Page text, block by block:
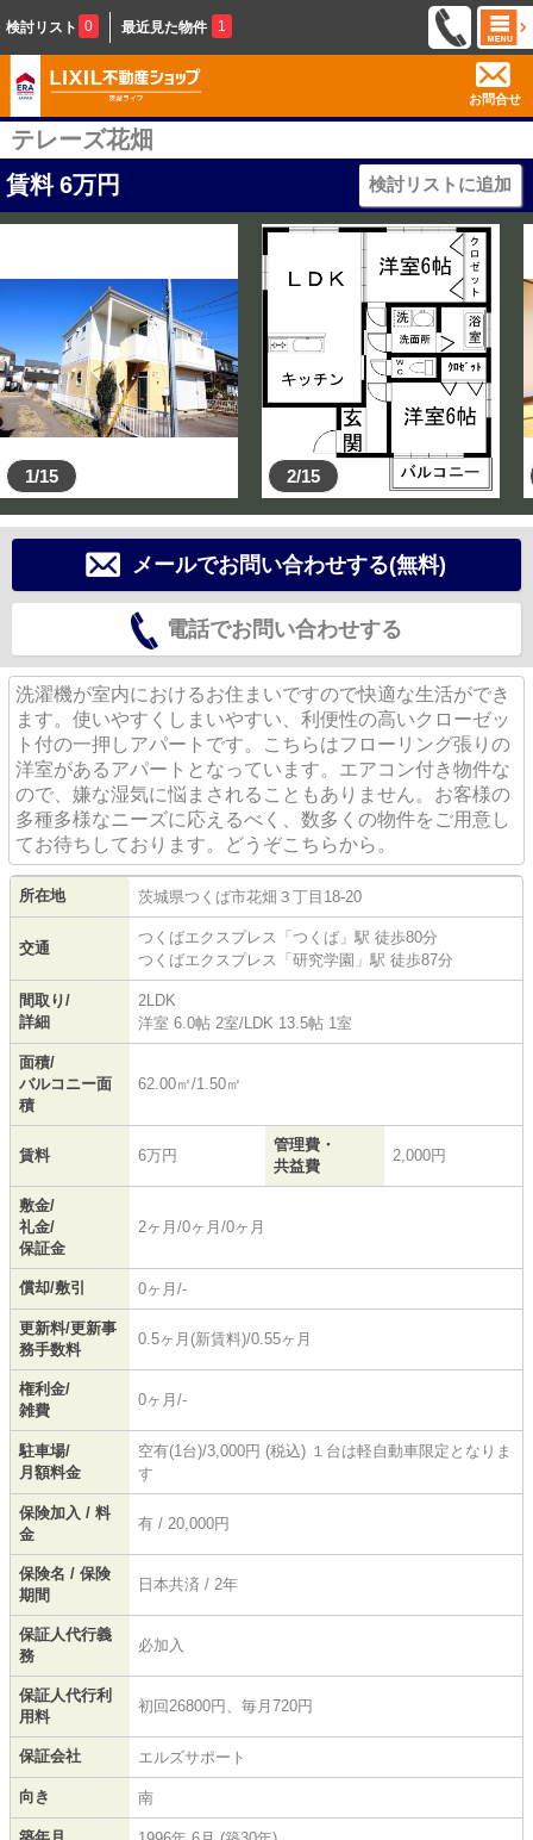
検討リスト 0 最近見た物件 1
お問合せ
テレーズ花畑
賃料 6万円 検討リストに追加
1/15 2/15
メールでお問い合わせする(無料)
電話でお問い合わせする
洗濯機が室内におけるお住まいですので快適な生活ができ
ます。使いやすくしまいやすい、利便性の高いクローゼッ
ト付の一押しアパートです。こちらはフローリング張りの
洋室があるアパートとなっています。エアコン付き物件な
ので、嫌な湿気に悩まされることもありません。お客様の
多種多様なニーズに応えるべく、数多くの物件をご用意し
てお待ちしております。どうぞこちらから。
所在地 茨城県つくば市花畑 ３丁目18-20
交通
つくばエクスプレス 「 つくば 」駅 徒歩80分
つくばエクスプレス 「 研究学園 」駅 徒歩87分
間取り/
詳細
2LDK
洋室 6.0帖 2室/LDK 13.5帖 1室
面積/
バルコニー面
積
62.00㎡/1.50㎡
賃料 6万円
管理費・
共益費
2,000円
敷金/
礼金/
保証金
2ヶ月/0ヶ月/0ヶ月
償却/敷引 0ヶ月/-
更新料/更新事
務手数料
0.5ヶ月(新賃料)/0.55ヶ月
権利金/
雑費
0ヶ月/-
駐車場/
月額料金
空有(1台)/3,000円 (税込) １台は軽自動車限定となりま
す
保険加入 / 料
金
有 / 20,000円
保険名 / 保険
期間
日本共済 / 2年
保証人代行義
務
必加入
保証人代行利
用料
初回26800円、毎月720円
保証会社 エルズサポート
向き 南